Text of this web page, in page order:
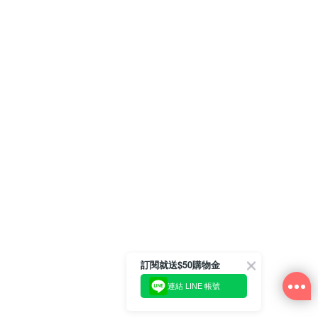
訂閱就送$50購物金
連結 LINE 帳號